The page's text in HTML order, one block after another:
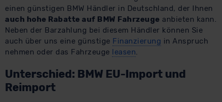
einen günstigen BMW Händler in Deutschland, der Ihnen
auch hohe Rabatte auf BMW Fahrzeuge anbieten kann.
Neben der Barzahlung bei diesem Händler können Sie
auch über uns eine günstige Finanzierung in Anspruch
nehmen oder das Fahrzeuge
leasen.
Unterschied: BMW EU-Import und
Reimport